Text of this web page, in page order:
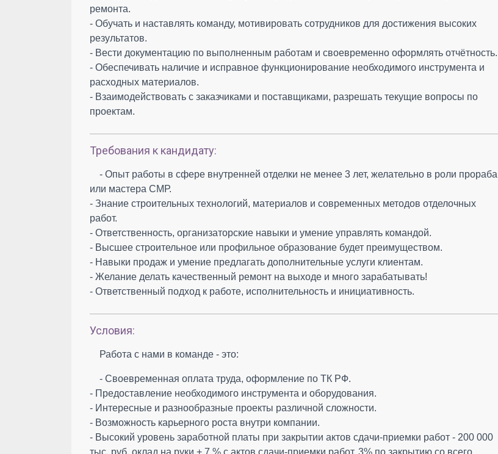
ремонта.
- Обучать и наставлять команду, мотивировать сотрудников для достижения высоких
результатов.
- Вести документацию по выполненным работам и своевременно оформлять отчётность.
- Обеспечивать наличие и исправное функционирование необходимого инструмента и
расходных материалов.
- Взаимодействовать с заказчиками и поставщиками, разрешать текущие вопросы по
проектам.
Требования к кандидату:
- Опыт работы в сфере внутренней отделки не менее 3 лет, желательно в роли прораба
или мастера СМР.
- Знание строительных технологий, материалов и современных методов отделочных
работ.
- Ответственность, организаторские навыки и умение управлять командой.
- Высшее строительное или профильное образование будет преимуществом.
- Навыки продаж и умение предлагать дополнительные услуги клиентам.
- Желание делать качественный ремонт на выходе и много зарабатывать!
- Ответственный подход к работе, исполнительность и инициативность.
Условия:
Работа с нами в команде - это:
- Своевременная оплата труда, оформление по ТК РФ.
- Предоставление необходимого инструмента и оборудования.
- Интересные и разнообразные проекты различной сложности.
- Возможность карьерного роста внутри компании.
- Высокий уровень заработной платы при закрытии актов сдачи-приемки работ - 200 000
тыс. руб. оклад на руки + 7 % с актов сдачи-приемки работ, 3% по закрытию со всего